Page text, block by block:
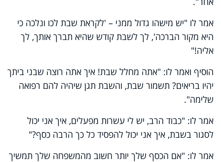
אמר לו "יש מישהו גדול ממני – 'לקראת שבת לכו ונלכה כי
היא מקור הברכה', לך לשבת קודש שהיא תברך אותך, לך
אליה!"
הוסיף ואמר לו: "אתה מחלל שבת! איך אתה רוצה שבני ביתך
יהיו בריאים? תשמור שבת, והשבת תגן שיהיה להם רפואה
שלימה".
אמר לו: "כבוד הרב, יש לי עשרות מפעלים, איך אני יכול
לסגור בשבת, איך אני יכול להפסיד כל כך הרבה כסף?"
אמר לו: "אם הכסף שלך יותר חשוב מהמשפחה שלך תמשיך